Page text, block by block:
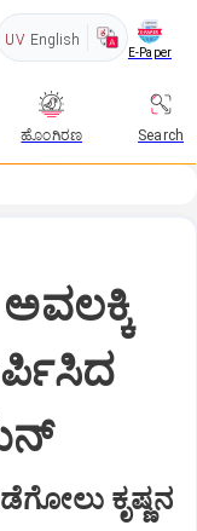
UV English
E-Paper
ಹೊಂಗಿರಣ Search
ಕೃಷ್ಣನ